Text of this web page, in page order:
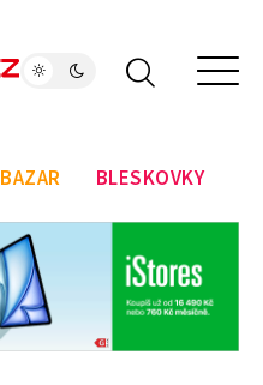
BAZAR BLESKOVKY